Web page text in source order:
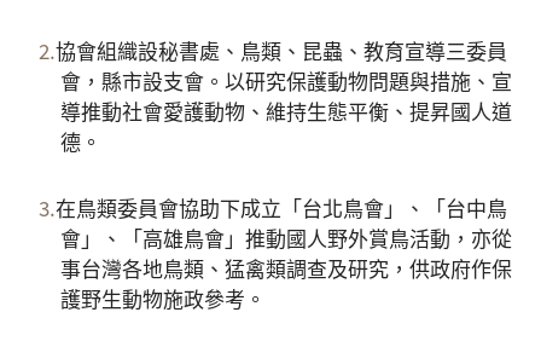
協會組織設秘書處、鳥類、昆蟲、教育宣導三委員
會，縣市設支會。以研究保護動物問題與措施、宣
導推動社會愛護動物、維持生態平衡、提昇國人道
德。
在鳥類委員會協助下成立「台北鳥會」、「台中鳥
會」、「高雄鳥會」推動國人野外賞鳥活動，亦從
事台灣各地鳥類、猛禽類調查及研究，供政府作保
護野生動物施政參考。